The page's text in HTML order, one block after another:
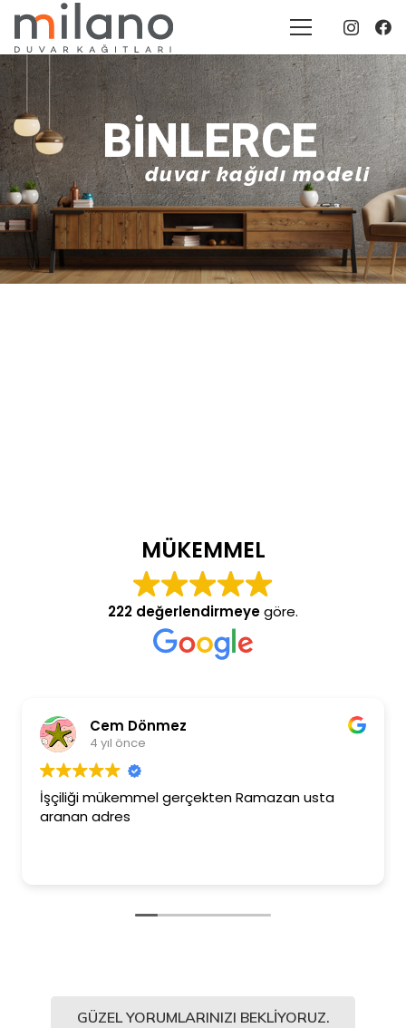
BINLERCE
duvar kağıdı modeli
MÜKEMMEL
222 değerlendirmeyegöre.
Cem Dönmez
4 yıl önce
İşçiliği mükemmel gerçekten Ramazan usta
aranan adres
GÜZEL YORUMLARINIZI BEKLIYORUZ.